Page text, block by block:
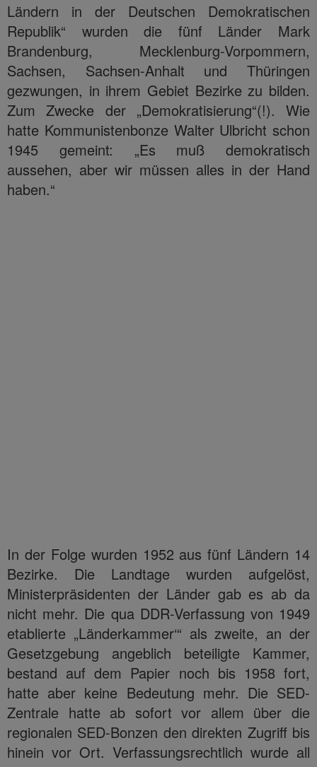
Ländern in der Deutschen Demokratischen
Republik“ wurden die fünf Länder Mark
Brandenburg, Mecklenburg-Vorpommern,
Sachsen, Sachsen-Anhalt und Thüringen
gezwungen, in ihrem Gebiet Bezirke zu bilden.
Zum Zwecke der „Demokratisierung“(!). Wie
hatte Kommunistenbonze Walter Ulbricht schon
1945 gemeint: „Es muß demokratisch
aussehen, aber wir müssen alles in der Hand
haben.“
In der Folge wurden 1952 aus fünf Ländern 14
Bezirke. Die Landtage wurden aufgelöst,
Ministerpräsidenten der Länder gab es ab da
nicht mehr. Die qua DDR-Verfassung von 1949
etablierte „Länderkammer‘“ als zweite, an der
Gesetzgebung angeblich beteiligte Kammer,
bestand auf dem Papier noch bis 1958 fort,
hatte aber keine Bedeutung mehr. Die SED-
Zentrale hatte ab sofort vor allem über die
regionalen SED-Bonzen den direkten Zugriff bis
hinein vor Ort. Verfassungsrechtlich wurde all